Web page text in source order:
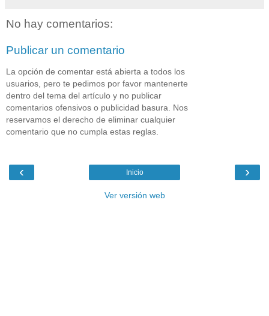
No hay comentarios:
Publicar un comentario
La opción de comentar está abierta a todos los
usuarios, pero te pedimos por favor mantenerte
dentro del tema del artículo y no publicar
comentarios ofensivos o publicidad basura. Nos
reservamos el derecho de eliminar cualquier
comentario que no cumpla estas reglas.
‹ ›
Inicio
Ver versión web